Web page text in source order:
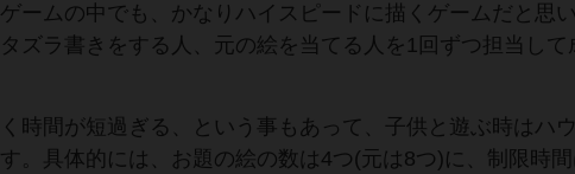
ームの中でも、かなりハイスピードに描くゲームだと思
ズラ書きをする人、元の絵を当てる人を1回ずつ担当して
時間が短過ぎる、という事もあって、子供と遊ぶ時はハ
す。具体的には、お題の絵の数は4つ(元は8つ)に、制限時